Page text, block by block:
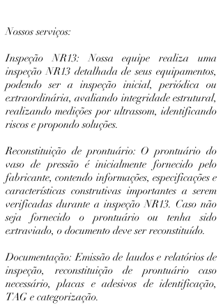
Nossos serviços:
Inspeção NR13: Nossa equipe realiza uma
inspeção NR13 detalhada de seus equipamentos,
podendo ser a inspeção inicial, periódica ou
extraordinária, avaliando integridade estrutural,
realizando medições por ultrassom, identificando
riscos e propondo soluções.
Reconstituição de prontuário: O prontuário do
vaso de pressão é inicialmente fornecido pelo
fabricante, contendo informações, especificações e
características construtivas importantes a serem
verificadas durante a inspeção NR13. Caso não
seja fornecido o prontuário ou tenha sido
extraviado, o documento deve ser reconstituído.
Documentação: Emissão de laudos e relatórios de
inspeção, reconstituição de prontuário caso
necessário, placas e adesivos de identificação,
TAG e categorização.